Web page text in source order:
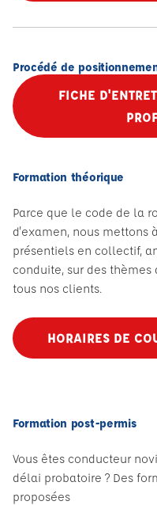
Procédé de
FICHE
Formation théorique
Parce que le code de la
d'examen, nous mettons
présentiels en collectif,
conduite, sur des
tous nos clients.
HORAIRES DE
Formation post-permis
Vous êtes conducteur
délai probatoire ? Des
proposées